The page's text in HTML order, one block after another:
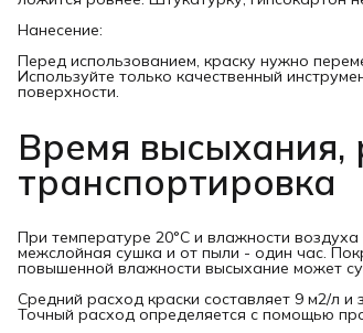
Нанесение:
Перед использованием, краску нужно
Используйте только качественный
поверхности.
Время высыхания,
транспортировка
При температуре 20°С и влажности
межслойная сушка и от пыли - один час.
повышенной влажности высыхание может
Средний расход краски составляет 9 м2/л и
Точный расход определяется с помощью